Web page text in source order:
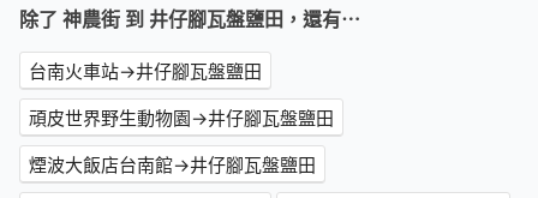
除了 神農街 到 井仔腳瓦盤鹽田，還有⋯
台南火車站→井仔腳瓦盤鹽田
頑皮世界野生動物園→井仔腳瓦盤鹽田
煙波大飯店台南館→井仔腳瓦盤鹽田